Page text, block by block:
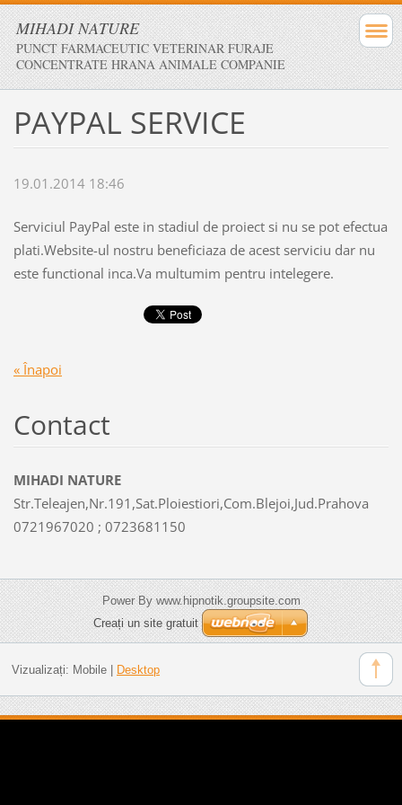
MIHADI NATURE
PUNCT FARMACEUTIC VETERINAR FURAJE
CONCENTRATE HRANA ANIMALE COMPANIE
PAYPAL SERVICE
19.01.2014 18:46
Serviciul PayPal este in stadiul de proiect si nu se pot efectua
plati.Website-ul nostru beneficiaza de acest serviciu dar nu
este functional inca.Va multumim pentru intelegere.
« Înapoi
Contact
MIHADI NATURE
Str.Teleajen,Nr.191,Sat.Ploiestiori,Com.Blejoi,Jud.Prahova
0721967020 ; 0723681150
Power By www.hipnotik.groupsite.com
Creați un site gratuit
Vizualizați: Mobile| Desktop